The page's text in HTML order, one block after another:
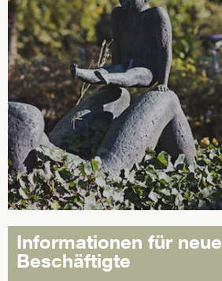
Informationen für neue
Beschäftigte